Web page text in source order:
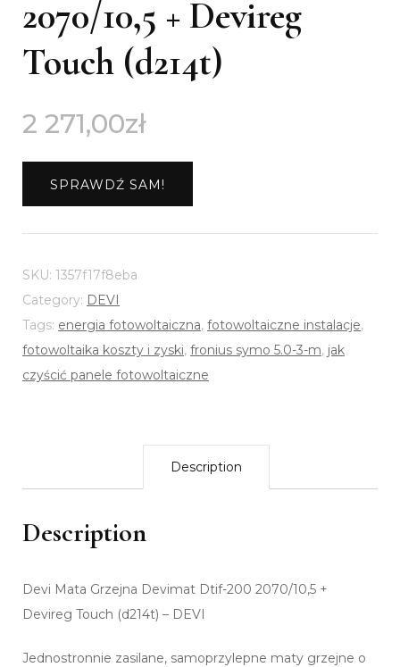
2070/10,5 + Devireg
Touch (d214t)
2 271,00zł
SPRAWDŹ SAM!
SKU: 1357f17f8eba
Category: DEVI
Tags: energia fotowoltaiczna, fotowoltaiczne instalacje,
fotowoltaika koszty i zyski, fronius symo 5.0-3-m, jak
czyścić panele fotowoltaiczne
Description
Description
Devi Mata Grzejna Devimat Dtif-200 2070/10,5 +
Devireg Touch (d214t) – DEVI
Jednostronnie zasilane, samoprzylepne maty grzejne o